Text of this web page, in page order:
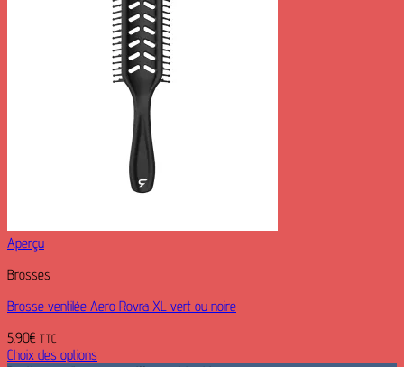
Aperçu
Brosses
Brosse ventilée Aero Rovra XL vert ou noire
5.90€ TTC
Choix des options